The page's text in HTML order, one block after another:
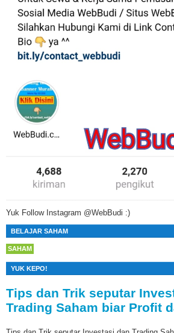
Yuk Follow Instagram @WebBudi :)
BELAJAR SAHAM
SAHAM
YUK KEPO!
Tips dan Trik seputar
Trading Saham biar Profit